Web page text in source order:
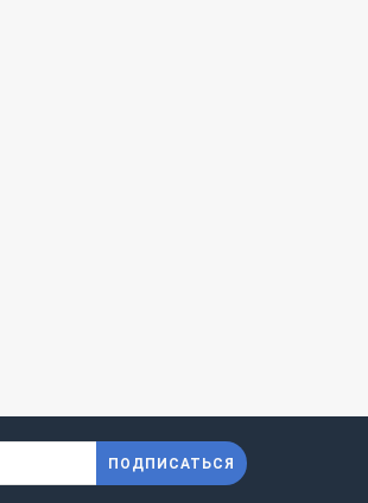
ПОДПИСАТЬСЯ